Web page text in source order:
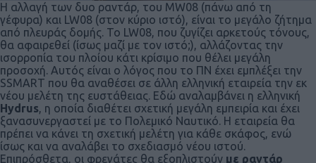
Η αλλαγή των δυο ραντάρ, του MW08 (πάνω από τη
γέφυρα) και LW08 (στον κύριο ιστό), είναι το μεγάλο ζήτημα
από πλευράς δομής. Το LW08, που ζυγίζει αρκετούς τόνους,
θα αφαιρεθεί (ίσως μαζί με τον ιστό;), αλλάζοντας την
ισορροπία του πλοίου κάτι κρίσιμο που θέλει μεγάλη
προσοχή. Αυτός είναι ο λόγος που το ΠΝ έχει εμπλέξει την
SSMART που θα αναθέσει σε άλλη ελληνική εταιρεία την εκ
νέου μελέτη της ευστάθειας. Εδώ αναλαμβάνει η ελληνική
Hydrus, η οποία διαθέτει σχετική μεγάλη εμπειρία και έχει
ξανασυνεργαστεί με το Πολεμικό Ναυτικό. Η εταιρεία θα
πρέπει να κάνει τη σχετική μελέτη για κάθε σκάφος, ενώ
ίσως και να αναλάβει το σχεδιασμό νέου ιστού.
Επιπρόσθετα, οι φρεγάτες θα εξοπλιστούν με ραντάρ